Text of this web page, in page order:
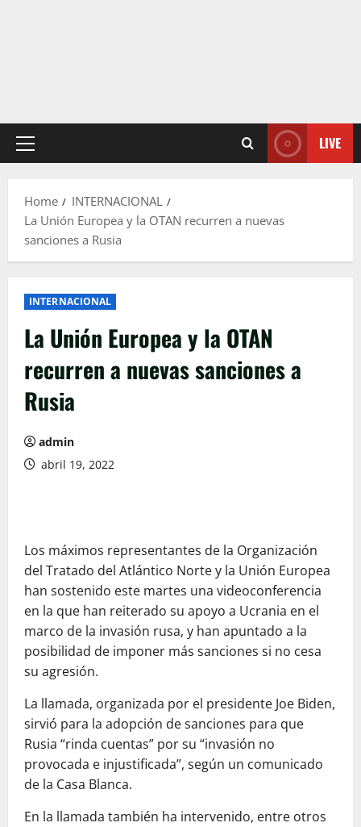
Primary
LIVE
Home
INTERNACIONAL
La Unión Europea y la OTAN recurren a nuevas
sanciones a Rusia
INTERNACIONAL
La Unión Europea y la OTAN
recurren a nuevas sanciones a
Rusia
admin
abril 19, 2022
Los máximos representantes de la Organización
del Tratado del Atlántico Norte y la Unión Europea
han sostenido este martes una videoconferencia
en la que han reiterado su apoyo a Ucrania en el
marco de la invasión rusa, y han apuntado a la
posibilidad de imponer más sanciones si no cesa
su agresión.
La llamada, organizada por el presidente Joe Biden,
sirvió para la adopción de sanciones para que
Rusia “rinda cuentas” por su “invasión no
provocada e injustificada”, según un comunicado
de la Casa Blanca.
En la llamada también ha intervenido, entre otros